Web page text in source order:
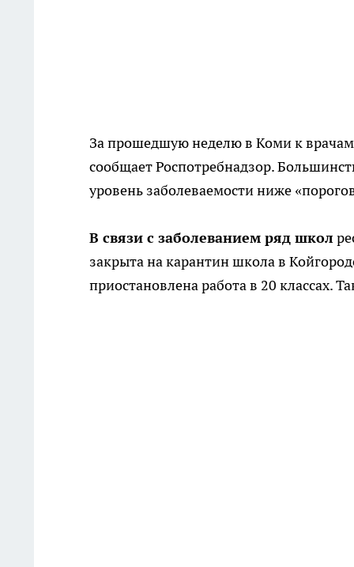
За прошедшую неделю в Коми к
сообщает Роспотребнадзор.
уровень заболеваемости ниже
В связи с заболеванием ряд школ
закрыта на карантин школа в
приостановлена работа в 20 классах.